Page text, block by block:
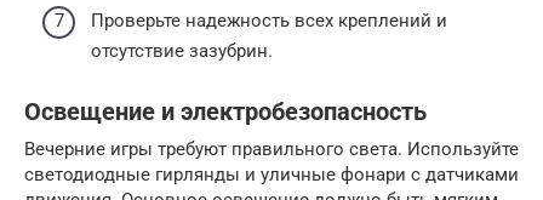
Проверьте надежность всех креплений и
отсутствие зазубрин.
Освещение и электробезопасность
Вечерние игры требуют правильного света. Используйте
светодиодные гирлянды и уличные фонари с датчиками